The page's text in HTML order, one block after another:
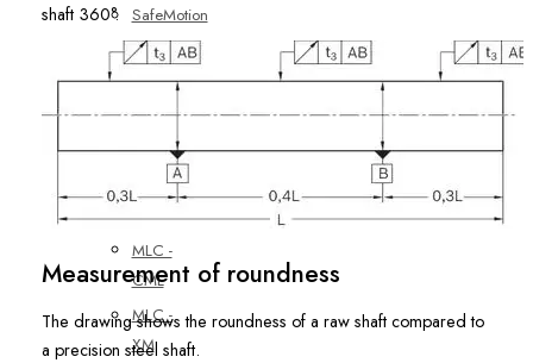
SafeMotion
Управление
движением
ctrlX
MOTION
YM
MLC -
CML
MLC -
XM
shaft 360°.
Measurement of roundness
The drawing shows the roundness of a raw shaft compared to
a precision steel shaft.